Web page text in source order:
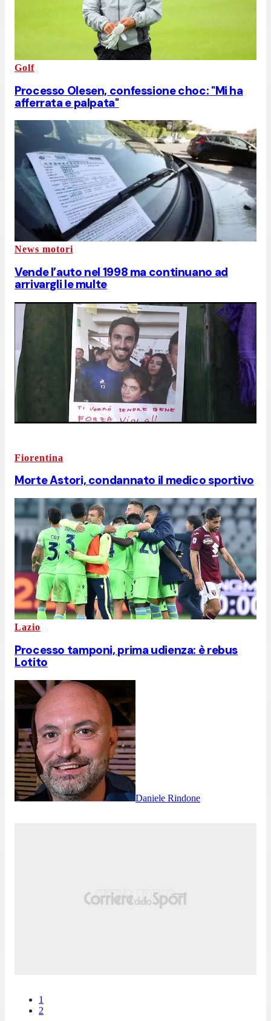
Golf
Processo Olesen, confessione choc: "Mi ha
afferrata e palpata"
News motori
Vende l’auto nel 1998 ma continuano ad
arrivargli le multe
Fiorentina
Morte Astori, condannato il medico sportivo
Lazio
Processo tamponi, prima udienza: è rebus
Lotito
Daniele Rindone
1
2